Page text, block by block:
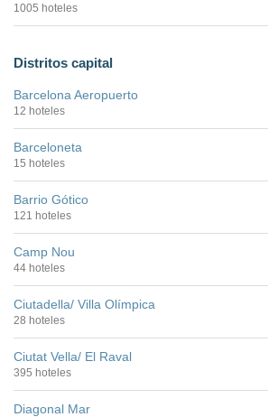
1005 hoteles
Distritos capital
Barcelona Aeropuerto
12 hoteles
Barceloneta
15 hoteles
Barrio Gótico
121 hoteles
Camp Nou
44 hoteles
Ciutadella/ Villa Olímpica
28 hoteles
Ciutat Vella/ El Raval
395 hoteles
Diagonal Mar